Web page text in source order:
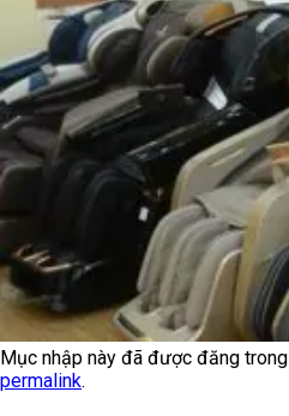
Mục nhập này đã được đăng trong
permalink.